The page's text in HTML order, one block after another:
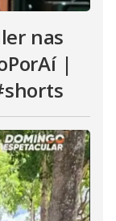
nas
|